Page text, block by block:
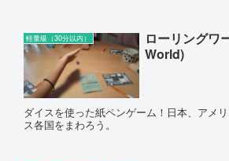
軽量級（30分以内）
ローリングワ
World)
ダイスを使った紙ペンゲーム！日本、アメ
ス各国をまわろう。